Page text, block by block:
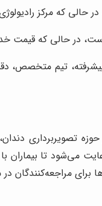
رادیولوژی دندان [نام رقیب
در حالی که قیمت خدمات
تیم متخصص،
تصویربرداری
تا بیماران
برای مراجعه‌کنندگان